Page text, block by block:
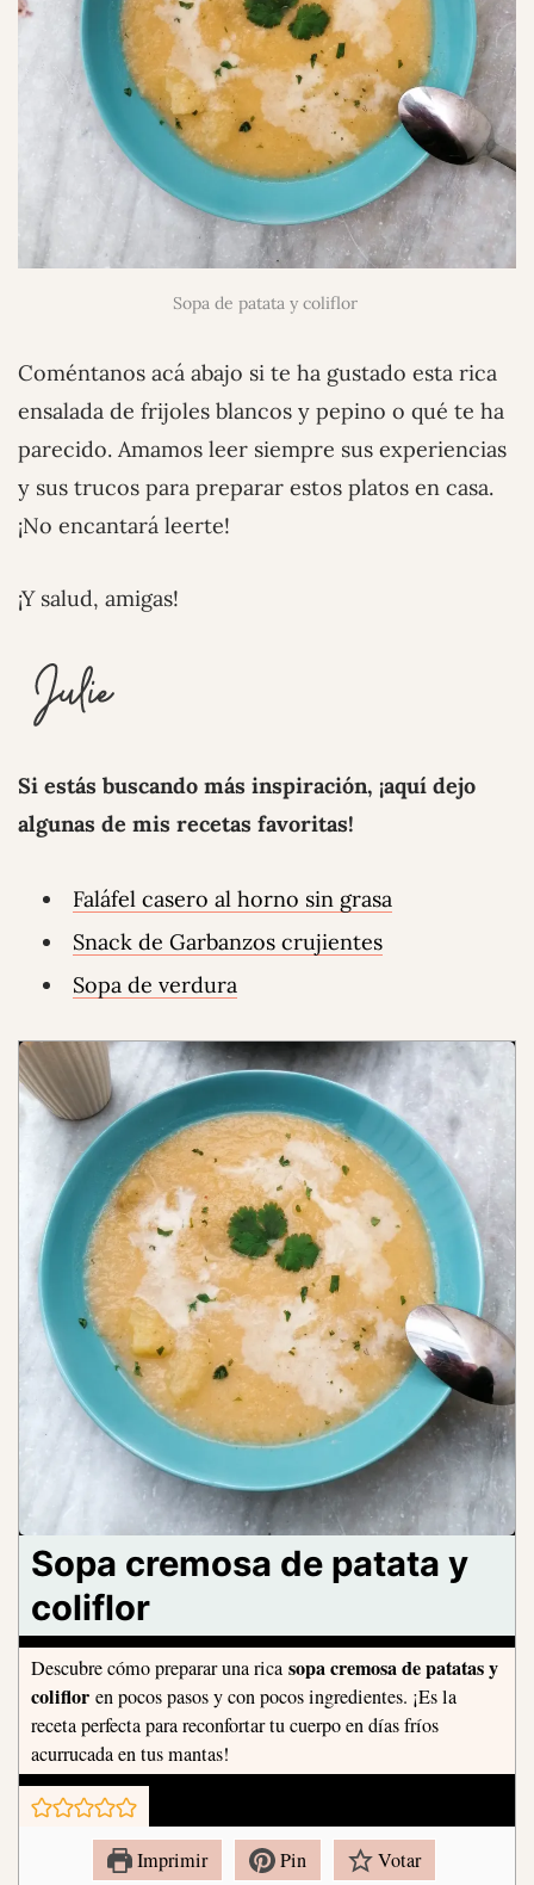
Sopa de patata y coliflor
Coméntanos acá abajo si te ha gustado esta rica
ensalada de frijoles blancos y pepino o qué te ha
parecido. Amamos leer siempre sus experiencias
y sus trucos para preparar estos platos en casa.
¡No encantará leerte!
¡Y salud, amigas!
Si estás buscando más inspiración, ¡aquí dejo
algunas de mis recetas favoritas!
Faláfel casero al horno sin grasa
Snack de Garbanzos crujientes
Sopa de verdura
Sopa cremosa de patata y
coliflor
Descubre cómo preparar una rica sopa cremosa de patatas y
coliflor en pocos pasos y con pocos ingredientes. ¡Es la
receta perfecta para reconfortar tu cuerpo en días fríos
acurrucada en tus mantas!
Imprimir Pin Votar